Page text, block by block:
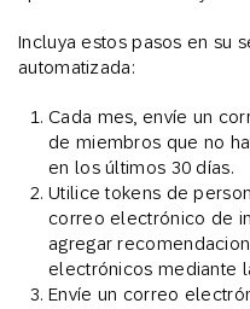
Incluya estos pasos en su
automatizada:
Cada mes, envíe un
de miembros que no
en los últimos 30 días.
Utilice tokens de
correo electrónico de
agregar
electrónicos mediante
Envíe un correo